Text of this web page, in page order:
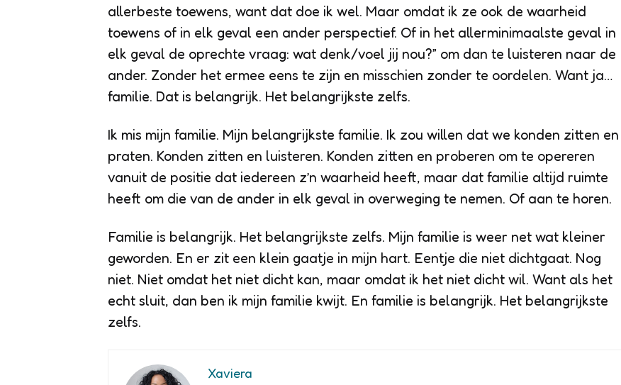
allerbeste toewens, want dat doe ik wel. Maar omdat ik ze ook de waarheid
toewens of in elk geval een ander perspectief. Of in het allerminimaalste geval in
elk geval de oprechte vraag: wat denk/voel jij nou?” om dan te luisteren naar de
ander. Zonder het ermee eens te zijn en misschien zonder te oordelen. Want ja…
familie. Dat is belangrijk. Het belangrijkste zelfs.
Ik mis mijn familie. Mijn belangrijkste familie. Ik zou willen dat we konden zitten en
praten. Konden zitten en luisteren. Konden zitten en proberen om te opereren
vanuit de positie dat iedereen z’n waarheid heeft, maar dat familie altijd ruimte
heeft om die van de ander in elk geval in overweging te nemen. Of aan te horen.
Familie is belangrijk. Het belangrijkste zelfs. Mijn familie is weer net wat kleiner
geworden. En er zit een klein gaatje in mijn hart. Eentje die niet dichtgaat. Nog
niet. Niet omdat het niet dicht kan, maar omdat ik het niet dicht wil. Want als het
echt sluit, dan ben ik mijn familie kwijt. En familie is belangrijk. Het belangrijkste
zelfs.
Xaviera